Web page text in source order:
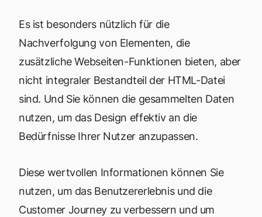
Es ist besonders nützlich für die
Nachverfolgung von Elementen, die
zusätzliche Webseiten-Funktionen bieten, aber
nicht integraler Bestandteil der HTML-Datei
sind. Und Sie können die gesammelten Daten
nutzen, um das Design effektiv an die
Bedürfnisse Ihrer Nutzer anzupassen.
Diese wertvollen Informationen können Sie
nutzen, um das Benutzererlebnis und die
Customer Journey zu verbessern und um